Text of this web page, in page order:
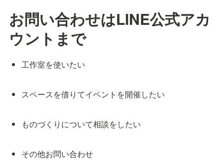
お問い合わせはLINE公式アカ
ウントまで
工作室を使いたい
スペースを借りてイベントを開催したい
ものづくりについて相談をしたい
その他お問い合わせ